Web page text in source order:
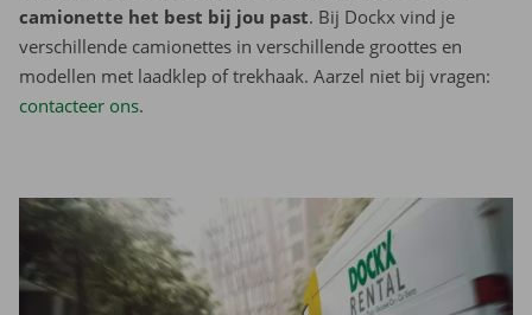
camionette het best bij jou past. Bij Dockx vind je
verschillende camionettes in verschillende groottes en
modellen met laadklep of trekhaak. Aarzel niet bij vragen:
contacteer ons.